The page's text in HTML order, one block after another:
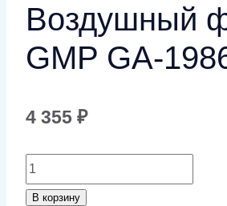
Воздушный
GMP GA-
4 355 ₽
Количество
товара
В корзину